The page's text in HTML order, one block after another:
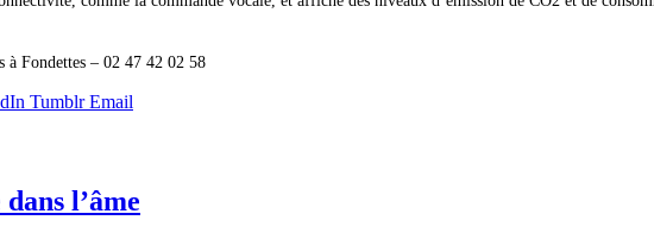
à Fondettes – 02 47 42 02 58
Tumblr Email
l’âme